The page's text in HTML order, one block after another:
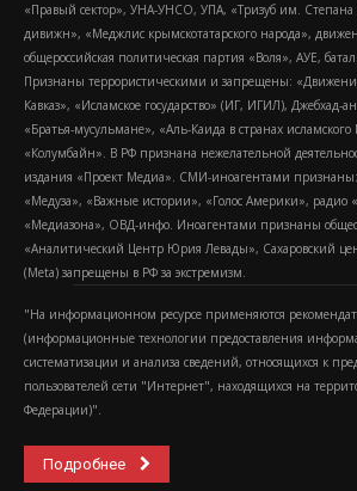
«Правый сектор», УНА-УНСО, УПА, «Тризуб им.
дивижн», «Меджлис крымскотатарского народа»,
общероссийская политическая партия «Воля», АУЕ,
Признаны террористическими и запрещены:
Кавказ», «Исламское государство» (ИГ, ИГИЛ),
«Братья-мусульмане», «Аль-Каида в странах
«Колумбайн». В РФ признана нежелательной
издания «Проект Медиа». СМИ-иноагентами
«Медуза», «Важные истории», «Голос Америки», радио
«Медиазона», ОВД-инфо. Иноагентами признаны
«Аналитический Центр Юрия Левады», Сахаровский
(Metа) запрещены в РФ за экстремизм.
"На информационном ресурсе применяются
(информационные технологии предоставления
систематизации и анализа сведений, относящихся к
пользователей сети "Интернет", находящихся на
Федерации)".
Подробнее